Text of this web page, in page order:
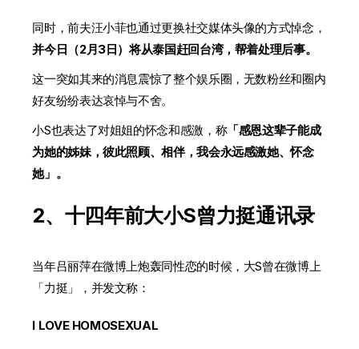
同时，前夫汪小菲也通过更换社交媒体头像的方式悼念，
并今日（2月3日）将从泰国赶回台湾，帮着处理后事。
这一突如其来的消息震惊了整个娱乐圈，无数粉丝和圈内
好友纷纷表达哀悼与不舍。
小S也表达了对姐姐的怀念和感激，称「感恩这辈子能成
为她的姊妹，彼此照顾、相伴，我会永远感激她、怀念
她」。
2、十四年前大小S曾力挺通讯录
当年吕丽萍在微博上炮轰同性恋的时候，大S曾在微博上
「力挺」，并发文称：
I LOVE HOMOSEXUAL